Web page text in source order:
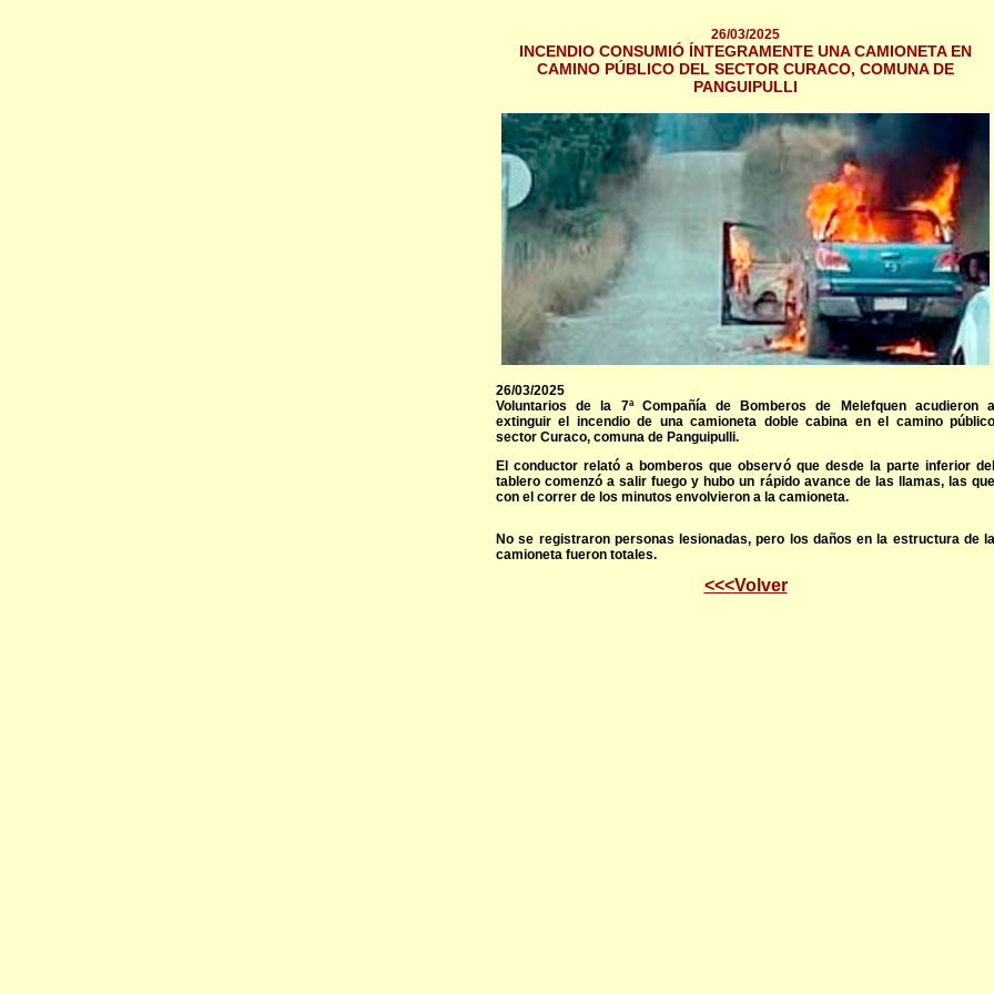
26/03/2025
INCENDIO CONSUMIÓ ÍNTEGRAMENTE UNA CAMIONETA EN
CAMINO PÚBLICO DEL SECTOR CURACO, COMUNA DE
PANGUIPULLI
26/03/2025
Voluntarios de la 7ª Compañía de Bomberos de Melefquen acudieron a
extinguir el incendio de una camioneta doble cabina en el camino público
sector Curaco, comuna de Panguipulli.
El conductor relató a bomberos que observó que desde la parte inferior del
tablero comenzó a salir fuego y hubo un rápido avance de las llamas, las que
con el correr de los minutos envolvieron a la camioneta.
No se registraron personas lesionadas, pero los daños en la estructura de la
camioneta fueron totales.
<<<Volver